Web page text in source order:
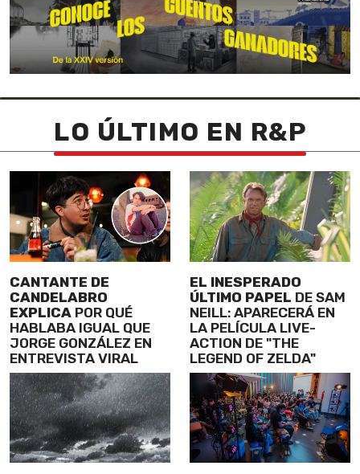
LO ÚLTIMO EN R&P
CANTANTE DE
CANDELABRO
EXPLICA POR QUÉ
HABLABA IGUAL QUE
JORGE GONZÁLEZ EN
ENTREVISTA VIRAL
EL INESPERADO
ÚLTIMO PAPEL DE SAM
NEILL: APARECERÁ EN
LA PELÍCULA LIVE-
ACTION DE "THE
LEGEND OF ZELDA"